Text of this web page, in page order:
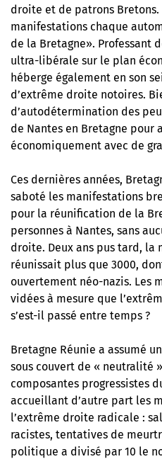
droite et de patrons Bretons.
manifestations chaque
de la Bretagne». Professant
ultra-libérale sur le plan
héberge également en son
d’extrême droite notoires.
d’autodétermination des
de Nantes en Bretagne pour
économiquement avec de
Ces dernières années,
saboté les manifestations
pour la réunification de la
personnes à Nantes, sans
droite. Deux ans pus tard, la
réunissait plus que 3000,
ouvertement néo-nazis. Les
vidées à mesure que
s’est-il passé entre temps ?
Bretagne Réunie a assumé
sous couvert de « neutralité
composantes progressistes
accueillant d’autre part les
l’extrême droite radicale :
racistes, tentatives de
politique a divisé par 10 le